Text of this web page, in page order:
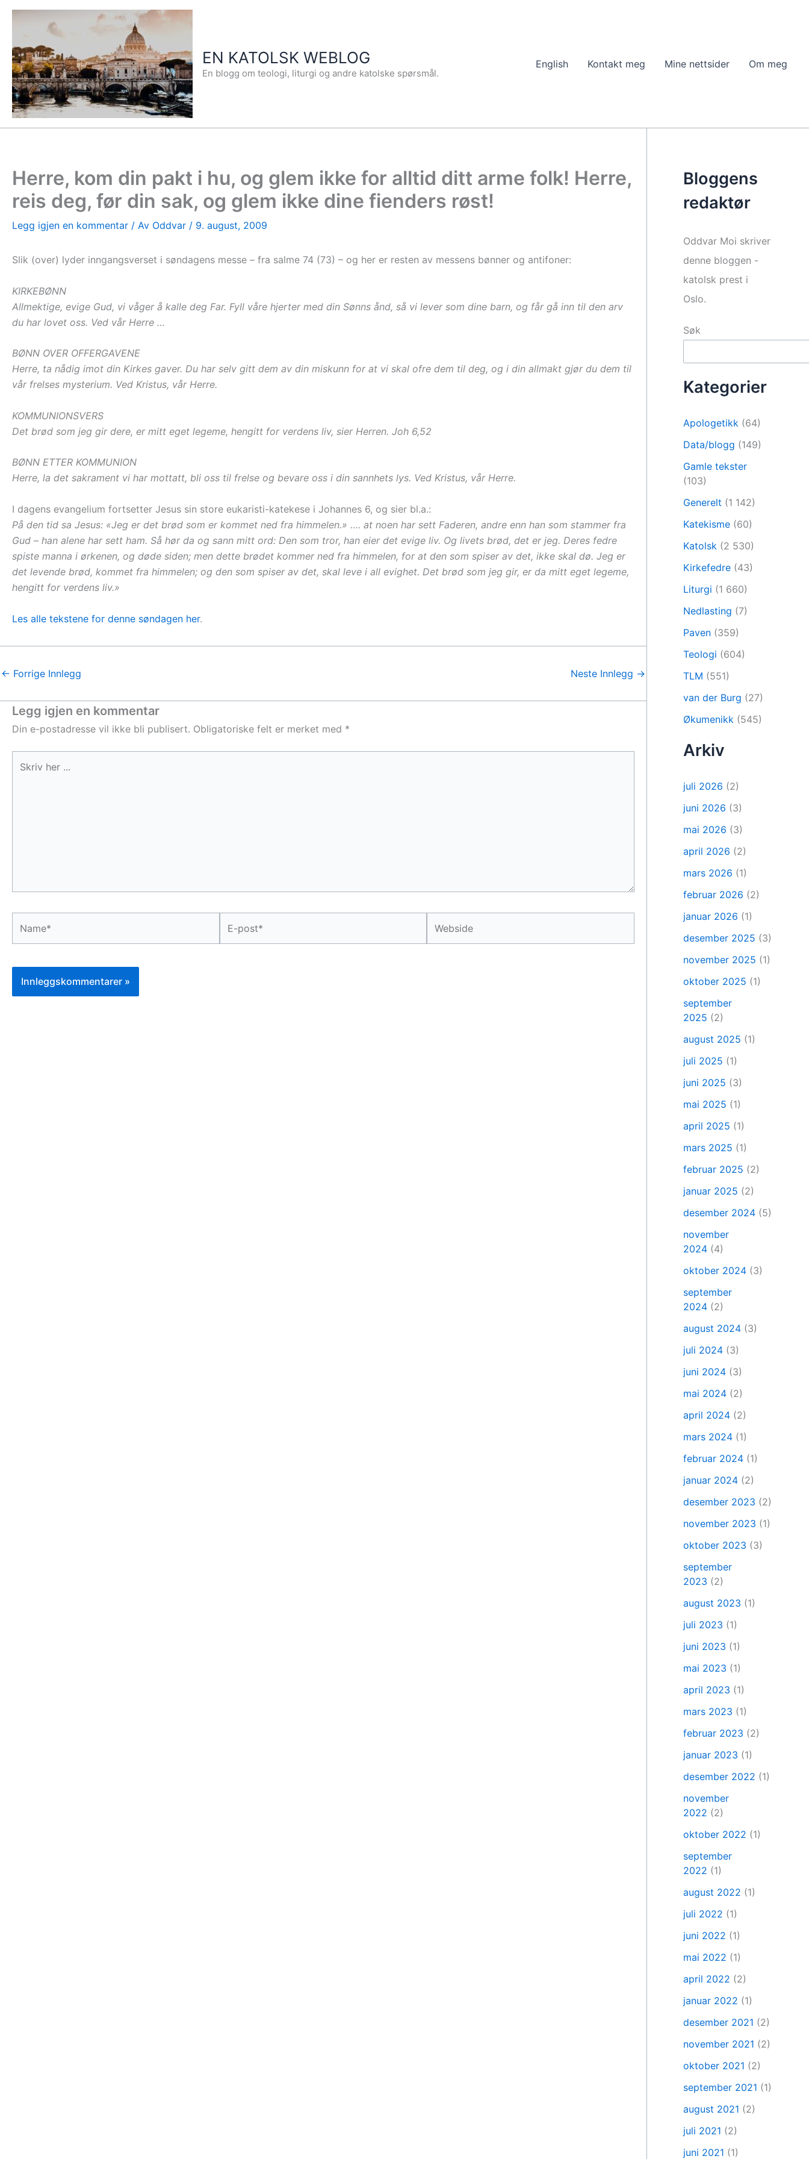
Hopp
innholdet
EN KATOLSK WEBLOG
En blogg om teologi, liturgi og andre katolske spørsmål.
English Kontakt meg Mine nettsider Om meg
Herre, kom din pakt i hu, og glem ikke for alltid ditt arme folk! Herre,
reis deg, før din sak, og glem ikke dine fienders røst!
Legg igjen en kommentar / Av Oddvar / 9. august, 2009
Slik (over) lyder inngangsverset i søndagens messe – fra salme 74 (73) – og her er resten av messens bønner og antifoner:
KIRKEBØNN
Allmektige, evige Gud, vi våger å kalle deg Far. Fyll våre hjerter med din Sønns ånd, så vi lever som dine barn, og får gå inn til den arv
du har lovet oss. Ved vår Herre …
BØNN OVER OFFERGAVENE
Herre, ta nådig imot din Kirkes gaver. Du har selv gitt dem av din miskunn for at vi skal ofre dem til deg, og i din allmakt gjør du dem til
vår frelses mysterium. Ved Kristus, vår Herre.
KOMMUNIONSVERS
Det brød som jeg gir dere, er mitt eget legeme, hengitt for verdens liv, sier Herren. Joh 6,52
BØNN ETTER KOMMUNION
Herre, la det sakrament vi har mottatt, bli oss til frelse og bevare oss i din sannhets lys. Ved Kristus, vår Herre.
I dagens evangelium fortsetter Jesus sin store eukaristi-katekese i Johannes 6, og sier bl.a.:
På den tid sa Jesus: «Jeg er det brød som er kommet ned fra himmelen.» …. at noen har sett Faderen, andre enn han som stammer fra
Gud – han alene har sett ham. Så hør da og sann mitt ord: Den som tror, han eier det evige liv. Og livets brød, det er jeg. Deres fedre
spiste manna i ørkenen, og døde siden; men dette brødet kommer ned fra himmelen, for at den som spiser av det, ikke skal dø. Jeg er
det levende brød, kommet fra himmelen; og den som spiser av det, skal leve i all evighet. Det brød som jeg gir, er da mitt eget legeme,
hengitt for verdens liv.»
Les alle tekstene for denne søndagen her.
← Forrige Innlegg Neste Innlegg →
Legg igjen en kommentar
Din e-postadresse vil ikke bli publisert. Obligatoriske felt er merket med *
her
post*
Bloggens
redaktør
Oddvar Moi skriver
denne bloggen -
katolsk prest i
Oslo.
Søk
Kategorier
Apologetikk (64)
Data/blogg (149)
Gamle tekster
(103)
Generelt (1 142)
Katekisme (60)
Katolsk (2 530)
Kirkefedre (43)
Liturgi (1 660)
Nedlasting (7)
Paven (359)
Teologi (604)
TLM (551)
van der Burg (27)
Økumenikk (545)
Arkiv
juli 2026 (2)
juni 2026 (3)
mai 2026 (3)
april 2026 (2)
mars 2026 (1)
februar 2026 (2)
januar 2026 (1)
desember 2025 (3)
november 2025 (1)
oktober 2025 (1)
september
2025 (2)
august 2025 (1)
juli 2025 (1)
juni 2025 (3)
mai 2025 (1)
april 2025 (1)
mars 2025 (1)
februar 2025 (2)
januar 2025 (2)
desember 2024 (5)
november
2024 (4)
oktober 2024 (3)
september
2024 (2)
august 2024 (3)
juli 2024 (3)
juni 2024 (3)
mai 2024 (2)
april 2024 (2)
mars 2024 (1)
februar 2024 (1)
januar 2024 (2)
desember 2023 (2)
november 2023 (1)
oktober 2023 (3)
september
2023 (2)
august 2023 (1)
juli 2023 (1)
juni 2023 (1)
mai 2023 (1)
april 2023 (1)
mars 2023 (1)
februar 2023 (2)
januar 2023 (1)
desember 2022 (1)
november
2022 (2)
oktober 2022 (1)
september
2022 (1)
august 2022 (1)
juli 2022 (1)
juni 2022 (1)
mai 2022 (1)
april 2022 (2)
januar 2022 (1)
desember 2021 (2)
november 2021 (2)
oktober 2021 (2)
september 2021 (1)
august 2021 (2)
juli 2021 (2)
juni 2021 (1)